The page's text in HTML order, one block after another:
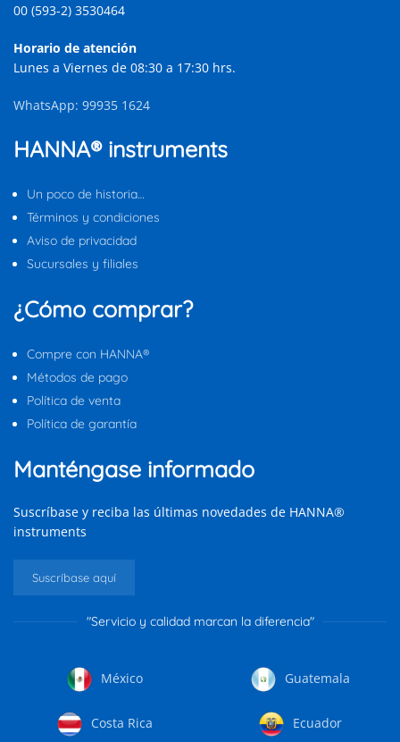
00 (593-2) 3530464
Horario de atención
Lunes a Viernes de 08:30 a 17:30 hrs.
WhatsApp: 99935 1624
HANNA® instruments
Un poco de historia…
Términos y condiciones
Aviso de privacidad
Sucursales y filiales
¿Cómo comprar?
Compre con HANNA®
Métodos de pago
Política de venta
Política de garantía
Manténgase informado
Suscríbase y reciba las últimas novedades de HANNA®
instruments
Suscríbase aquí
"Servicio y calidad marcan la diferencia"
México Guatemala
Costa Rica Ecuador